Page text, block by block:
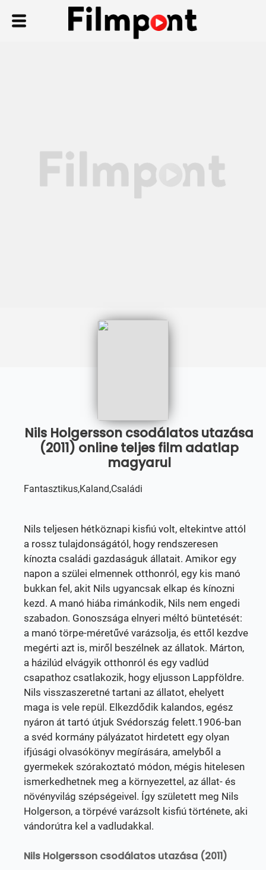
Nils Holgersson csodálatos utazása
(2011) online teljes film adatlap
magyarul
Fantasztikus,Kaland,Családi
Nils teljesen hétköznapi kisfiú volt, eltekintve attól
a rossz tulajdonságától, hogy rendszeresen
kínozta családi gazdaságuk állatait. Amikor egy
napon a szülei elmennek otthonról, egy kis manó
bukkan fel, akit Nils ugyancsak elkap és kínozni
kezd. A manó hiába rimánkodik, Nils nem engedi
szabadon. Gonoszsága elnyeri méltó büntetését:
a manó törpe-méretűvé varázsolja, és ettől kezdve
megérti azt is, miről beszélnek az állatok. Márton,
a házilúd elvágyik otthonról és egy vadlúd
csapathoz csatlakozik, hogy eljusson Lappföldre.
Nils visszaszeretné tartani az állatot, ehelyett
maga is vele repül. Elkezdődik kalandos, egész
nyáron át tartó útjuk Svédország felett.1906-ban
a svéd kormány pályázatot hirdetett egy olyan
ifjúsági olvasókönyv megírására, amelyből a
gyermekek szórakoztató módon, mégis hitelesen
ismerkedhetnek meg a környezettel, az állat- és
növényvilág szépségeivel. Így született meg Nils
Holgerson, a törpévé varázsolt kisfiú története, aki
vándorútra kel a vadludakkal.
Nils Holgersson csodálatos utazása (2011)